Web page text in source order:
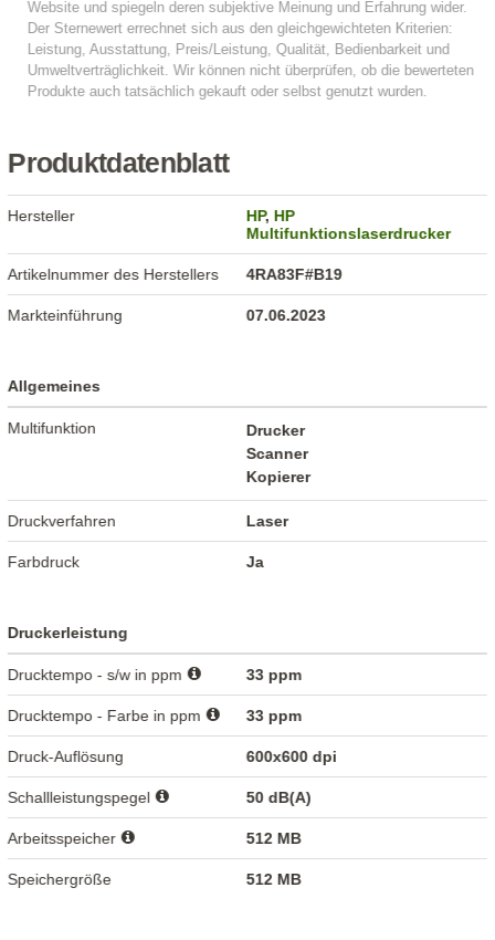
Produktdatenblatt
Hersteller HP,HP
Multifunktionslaserdrucker
Artikelnummer des Herstellers 4RA83F#B19
Markteinführung 07.06.2023
Allgemeines
Multifunktion
Drucker
Scanner
Kopierer
Druckverfahren Laser
Farbdruck Ja
Druckerleistung
Drucktempo - s/w in ppm 33 ppm
Drucktempo - Farbe in ppm 33 ppm
Druck-Auflösung 600x600 dpi
Schallleistungspegel 50 dB(A)
Arbeitsspeicher 512 MB
Speichergröße 512 MB